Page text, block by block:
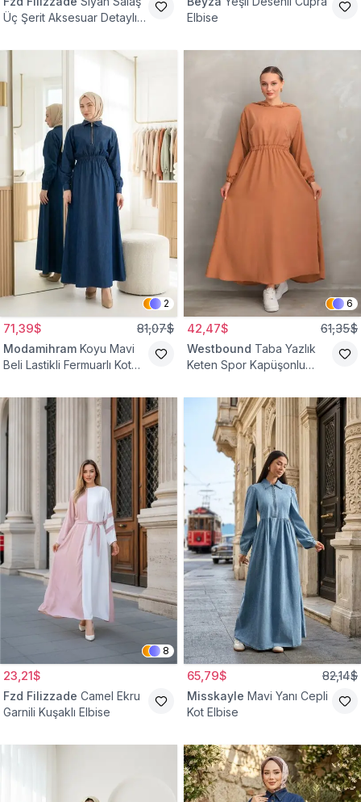
Üç Şerit Aksesuar Detaylı
Elbise
2
71,39$ 81,07$
Modamihram Koyu Mavi
Beli Lastikli Fermuarlı Kot
6
42,47$ 61,35$
Westbound Taba Yazlık
Keten Spor Kapüşonlu
Tesettür Elbise
8
23,21$
Fzd Filizzade Camel Ekru
Garnili Kuşaklı Elbise
65,79$ 82,14$
Misskayle Mavi Yanı Cepli
Kot Elbise